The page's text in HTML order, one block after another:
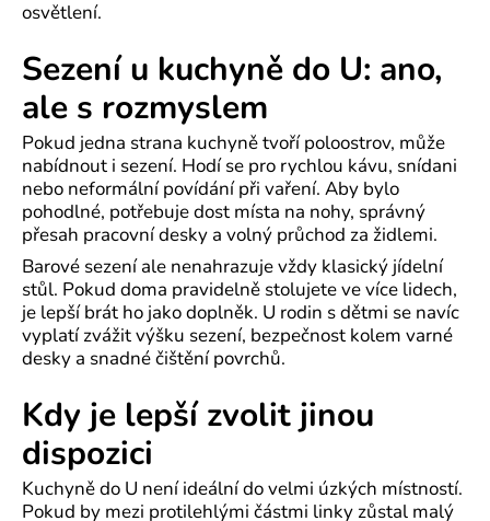
osvětlení.
Sezení u kuchyně do U: ano,
ale s rozmyslem
Pokud jedna strana kuchyně tvoří poloostrov, může
nabídnout i sezení. Hodí se pro rychlou kávu, snídani
nebo neformální povídání při vaření. Aby bylo
pohodlné, potřebuje dost místa na nohy, správný
přesah pracovní desky a volný průchod za židlemi.
Barové sezení ale nenahrazuje vždy klasický jídelní
stůl. Pokud doma pravidelně stolujete ve více lidech,
je lepší brát ho jako doplněk. U rodin s dětmi se navíc
vyplatí zvážit výšku sezení, bezpečnost kolem varné
desky a snadné čištění povrchů.
Kdy je lepší zvolit jinou
dispozici
Kuchyně do U není ideální do velmi úzkých místností.
Pokud by mezi protilehlými částmi linky zůstal malý